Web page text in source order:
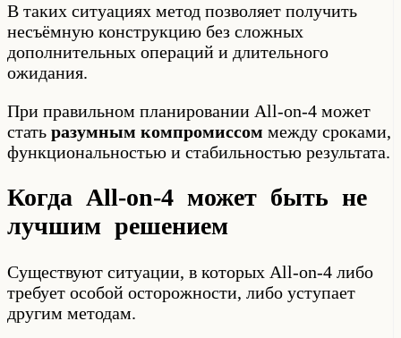
В таких ситуациях метод позволяет получить
несъёмную конструкцию без сложных
дополнительных операций и длительного
ожидания.
При правильном планировании All-on-4 может
стать разумным компромиссом между сроками,
функциональностью и стабильностью результата.
Когда All-on-4 может быть не
лучшим решением
Существуют ситуации, в которых All-on-4 либо
требует особой осторожности, либо уступает
другим методам.